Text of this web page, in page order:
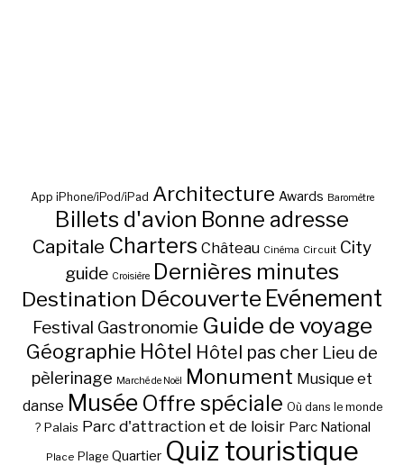
App iPhone/iPod/iPad Architecture Awards Baromètre
Billets d'avion Bonne adresse
Capitale Charters Château Cinéma Circuit City
guide Croisière Dernières minutes
Destination Découverte Evénement
Festival Gastronomie Guide de voyage
Géographie Hôtel Hôtel pas cher Lieu de
pèlerinage Marché de Noël Monument Musique et
danse Musée Offre spéciale Où dans le monde
? Palais Parc d'attraction et de loisir Parc National
Place Plage Quartier Quiz touristique